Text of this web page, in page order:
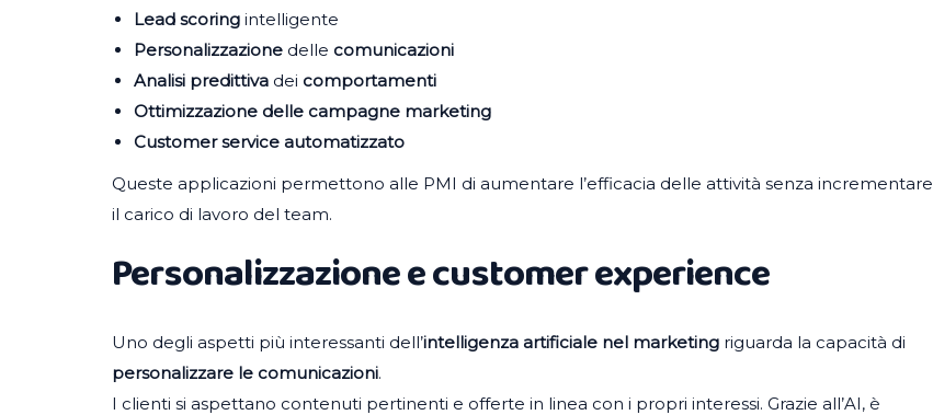
Lead scoring intelligente
Personalizzazione delle comunicazioni
Analisi predittiva dei comportamenti
Ottimizzazione delle campagne marketing
Customer service automatizzato
Queste applicazioni permettono alle PMI di aumentare l’efficacia delle attività senza incrementare
il carico di lavoro del team.
Personalizzazione e customer experience
Uno degli aspetti più interessanti dell’intelligenza artificiale nel marketing riguarda la capacità di
personalizzare le comunicazioni.
I clienti si aspettano contenuti pertinenti e offerte in linea con i propri interessi. Grazie all’AI, è